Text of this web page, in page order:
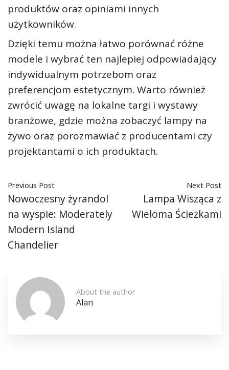
produktów oraz opiniami innych
użytkowników.
Dzięki temu można łatwo porównać różne
modele i wybrać ten najlepiej odpowiadający
indywidualnym potrzebom oraz
preferencjom estetycznym. Warto również
zwrócić uwagę na lokalne targi i wystawy
branżowe, gdzie można zobaczyć lampy na
żywo oraz porozmawiać z producentami czy
projektantami o ich produktach.
Previous Post
Nowoczesny żyrandol
na wyspie: Moderately
Modern Island
Chandelier
Next Post
Lampa Wisząca z
Wieloma Ścieżkami
About the author
Alan